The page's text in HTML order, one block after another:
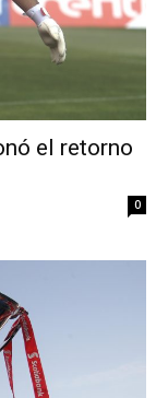
el retorno
0